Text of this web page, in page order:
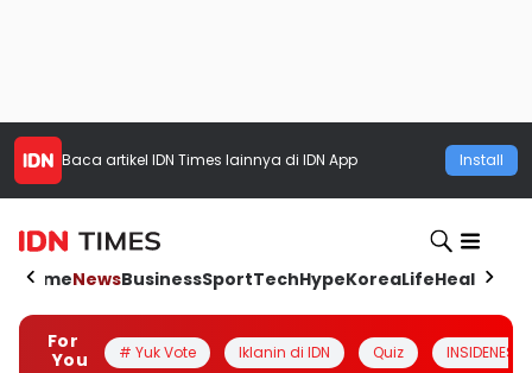
Baca artikel IDN Times lainnya di IDN App Install
HomeNewsBusinessSportTechHypeKoreaLifeHealth
For
You
# Yuk Vote Iklanin di IDN Quiz INSIDENESIA